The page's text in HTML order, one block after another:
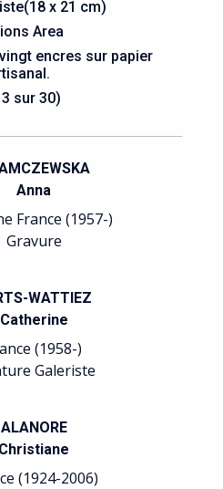
x 21 cm)
Area
encres sur papier
3 sur 30)
Anna
France (1957-)
Gravure
WATTIEZ
Catherine
(1958-)
Galeriste
ALANORE
Christiane
(1924-2006)